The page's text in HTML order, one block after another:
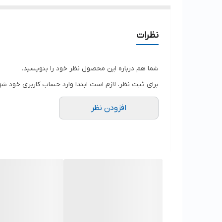
نظرات
شما هم درباره این محصول نظر خود را بنویسید.
برای ثبت نظر، لازم است ابتدا وارد حساب کاربری خود
افزودن نظر